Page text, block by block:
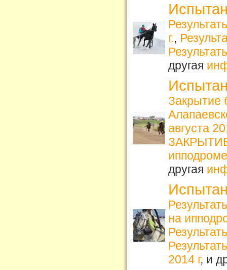
г.,
другая
Закрытие
августа
ЗАКРЫТИЕ
другая
на
2014 г, и